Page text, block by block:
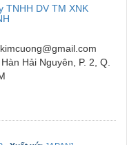
TNHH DV TM XNK
Hải Nguyên, P. 2, Q.